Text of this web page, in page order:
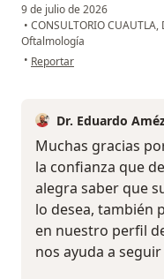
9 de julio de 2026
• CONSULTORIO CUAUTLA,
Oftalmología
• en opinión del usuario Perla
Reportar
Dr. Eduardo
Muchas gracias
la confianza que
alegra saber que
lo desea, también
en nuestro perfil
nos ayuda a